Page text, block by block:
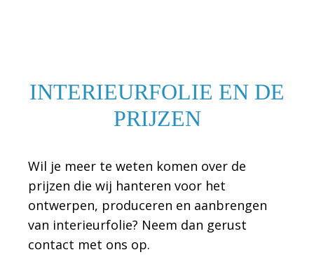
INTERIEURFOLIE EN DE
PRIJZEN
Wil je meer te weten komen over de
prijzen die wij hanteren voor het
ontwerpen, produceren en aanbrengen
van interieurfolie? Neem dan gerust
contact met ons op.